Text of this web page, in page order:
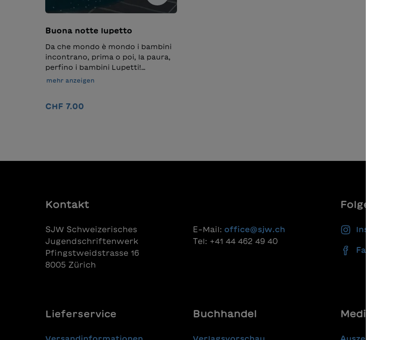
Buona notte lupetto
Da che mondo è mondo i bambini
incontrano, prima o poi, la paura,
perfino i bambini Lupetti!
Spaventa e affascina la paura, la si
con Ombre, Mostri, Fantasmi,
mehr anzeigen
CHF 7.00
Kontakt
SJW Schweizerisches
Jugendschriftenwerk
Pfingstweidstrasse 16
8005 Zürich
E-Mail: office@sjw.ch
Tel: +41 44 462 49 40
Folgen Sie uns
Instagram
Facebook
Lieferservice Buchhandel Media